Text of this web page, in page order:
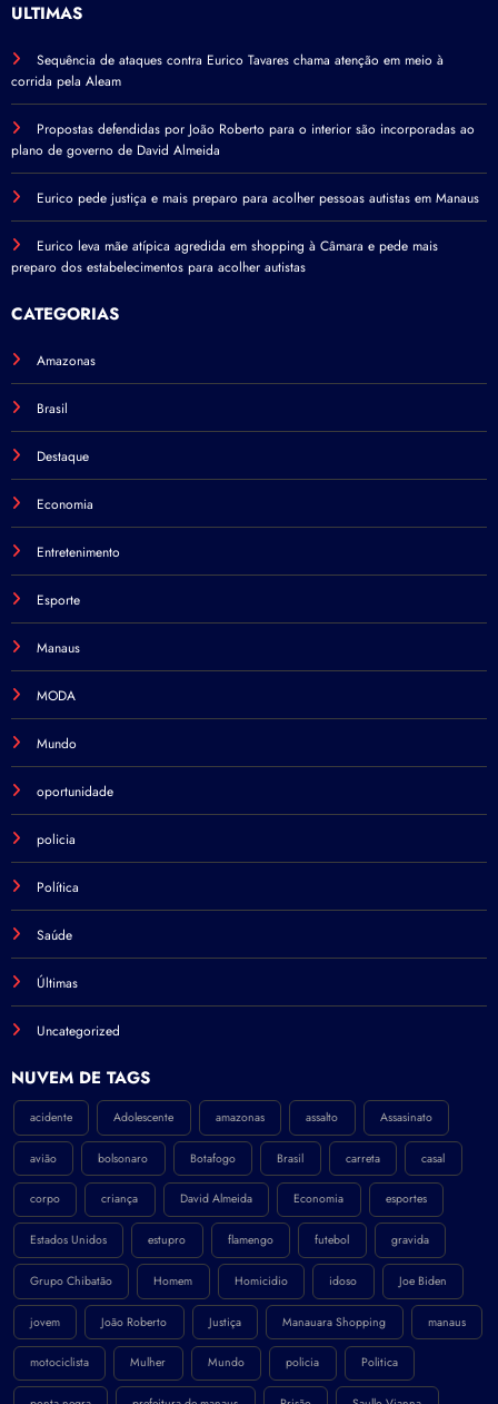
ÚLTIMAS
Sequência de ataques contra Eurico Tavares chama atenção em meio à
corrida pela Aleam
Propostas defendidas por João Roberto para o interior são incorporadas ao
plano de governo de David Almeida
Eurico pede justiça e mais preparo para acolher pessoas autistas em Manaus
Eurico leva mãe atípica agredida em shopping à Câmara e pede mais
preparo dos estabelecimentos para acolher autistas
CATEGORIAS
Amazonas
Brasil
Destaque
Economia
Entretenimento
Esporte
Manaus
MODA
Mundo
oportunidade
policia
Política
Saúde
Últimas
Uncategorized
NÚVEM DE TAGS
acidente Adolescente amazonas assalto Assasinato
avião bolsonaro Botafogo Brasil carreta casal
corpo criança David Almeida Economia esportes
Estados Unidos estupro flamengo futebol gravida
Grupo Chibatão Homem Homicidio idoso Joe Biden
jovem João Roberto Justiça Manauara Shopping manaus
motociclista Mulher Mundo policia Politica